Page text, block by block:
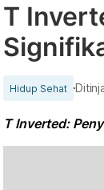
T
Hidup Sehat
T Inverted: